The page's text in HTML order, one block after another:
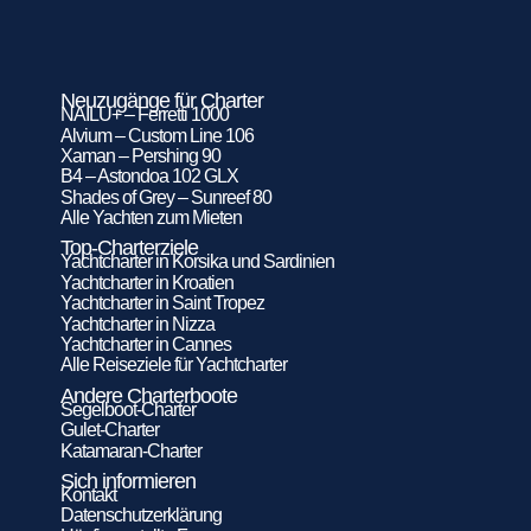
Neuzugänge für Charter
NAILU+ – Ferretti 1000
Alvium – Custom Line 106
Xaman – Pershing 90
B4 – Astondoa 102 GLX
Shades of Grey – Sunreef 80
Alle Yachten zum Mieten
Top-Charterziele
Yachtcharter in Korsika und Sardinien
Yachtcharter in Kroatien
Yachtcharter in Saint Tropez
Yachtcharter in Nizza
Yachtcharter in Cannes
Alle Reiseziele für Yachtcharter
Andere Charterboote
Segelboot-Charter
Gulet-Charter
Katamaran-Charter
Sich informieren
Kontakt
Datenschutzerklärung